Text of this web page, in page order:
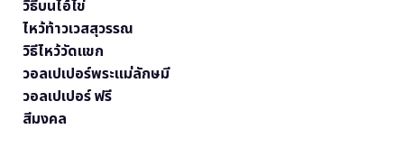
วิธีบนไอ้ไข่
ไหว้ท้าวเวสสุวรรณ
วิธีไหว้วัดแขก
วอลเปเปอร์พระแม่ลักษมี
วอลเปเปอร์ ฟรี
สีมงคล